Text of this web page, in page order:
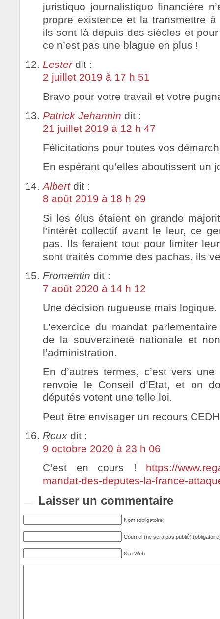
juristiquo journalistiquo financière
propre existence et la transmettre
ils sont là depuis des siècles et
ce n’est pas une blague en plus !
Lester dit :
2 juillet 2019 à 17 h 51
Bravo pour votre travail et votre
Patrick Jehannin dit :
21 juillet 2019 à 12 h 47
Félicitations pour toutes vos
En espérant qu’elles aboutissent un
Albert dit :
8 août 2019 à 18 h 29
Si les élus étaient en grande
l’intérêt collectif avant le leur, ce
pas. Ils feraient tout pour limiter
sont traités comme des pachas, ils
Fromentin dit :
7 août 2020 à 14 h 12
Une décision rugueuse mais logique.
L’exercice du mandat
de la souveraineté nationale et
l’administration.
En d’autres termes, c’est vers
renvoie le Conseil d’Etat, et on
députés votent une telle loi.
Peut être envisager un recours
Roux dit :
9 octobre 2020 à 23 h 06
C’est en cours ! https://
mandat-des-deputes-la-france-
Laisser un commentaire
Nom (obligatoire)
Courriel (ne sera pas publié)
Site Web